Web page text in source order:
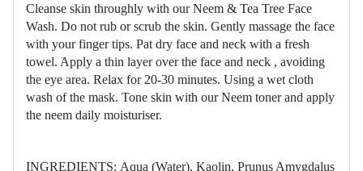
Cleanse skin throughly with our Neem & Tea Tree Face
Wash. Do not rub or scrub the skin. Gently massage the face
with your finger tips. Pat dry face and neck with a fresh
towel. Apply a thin layer over the face and neck , avoiding
the eye area. Relax for 20-30 minutes. Using a wet cloth
wash of the mask. Tone skin with our Neem toner and apply
the neem daily moisturiser.
INGREDIENTS: Aqua (Water), Kaolin, Prunus Amygdalus